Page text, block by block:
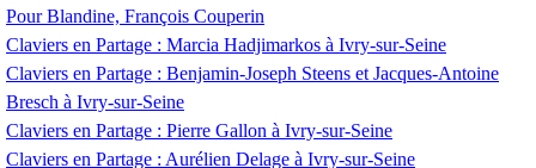
Pour Blandine, François Couperin
Claviers en Partage : Marcia Hadjimarkos à Ivry-sur-Seine
Claviers en Partage : Benjamin-Joseph Steens et Jacques-Antoine
Bresch à Ivry-sur-Seine
Claviers en Partage : Pierre Gallon à Ivry-sur-Seine
Claviers en Partage : Aurélien Delage à Ivry-sur-Seine